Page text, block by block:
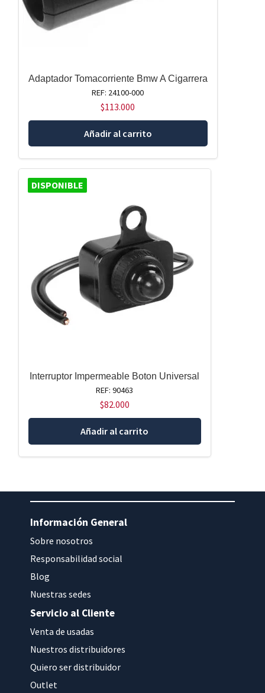
Adaptador Tomacorriente Bmw A Cigarrera
REF: 24100-000
$113.000
Añadir al carrito
DISPONIBLE
Interruptor Impermeable Boton Universal
REF: 90463
$82.000
Añadir al carrito
Información General
Sobre nosotros
Responsabilidad social
Blog
Nuestras sedes
Servicio al Cliente
Venta de usadas
Nuestros distribuidores
Quiero ser distribuidor
Outlet